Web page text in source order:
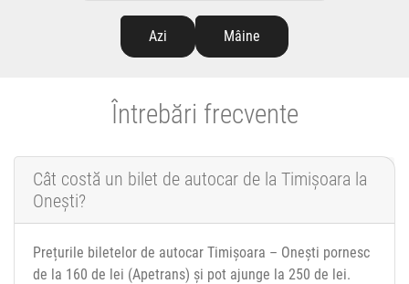
Azi Mâine
Întrebări frecvente
Cât costă un bilet de autocar de la Timișoara la
Onești?
Prețurile biletelor de autocar Timișoara – Onești pornesc
de la 160 de lei (Apetrans) și pot ajunge la 250 de lei.